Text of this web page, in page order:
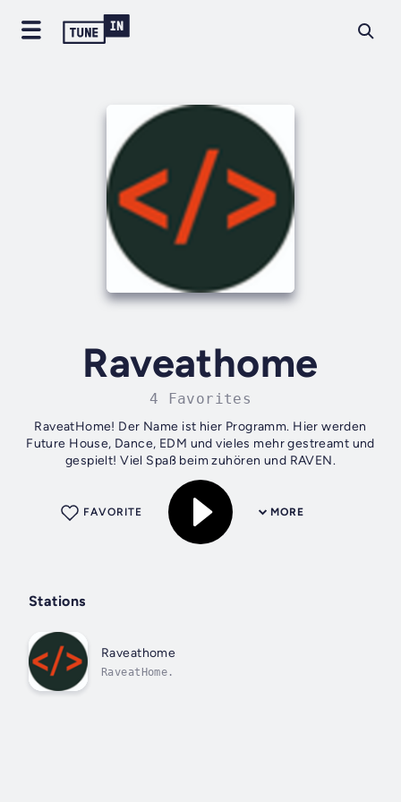
Raveathome
4 Favorites
RaveatHome! Der Name ist hier Programm. Hier werden
Future House, Dance, EDM und vieles mehr gestreamt und
gespielt! Viel Spaß beim zuhören und RAVEN.
MORE
FAVORITE
Stations
Raveathome
RaveatHome.